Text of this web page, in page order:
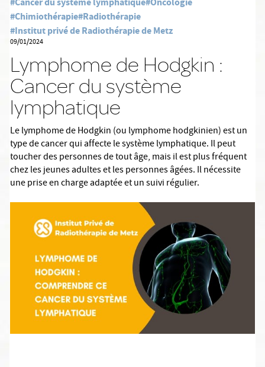
#Chimiothérapie#Radiothérapie
#Institut privé de Radiothérapie de Metz
09/01/2024
Lymphome de Hodgkin :
Cancer du système
lymphatique
Le lymphome de Hodgkin (ou lymphome hodgkinien) est un
type de cancer qui affecte le système lymphatique. Il peut
toucher des personnes de tout âge, mais il est plus fréquent
chez les jeunes adultes et les personnes âgées. Il nécessite
une prise en charge adaptée et un suivi régulier.